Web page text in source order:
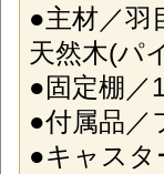
●主材／羽
天然木(パ
●固定棚／
●付属品／
●キャスタ